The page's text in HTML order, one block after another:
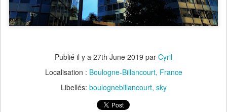
Publié il y a 27th June 2019 par Cyril
Localisation : Boulogne-Billancourt, France
Libellés: boulognebillancourt sky